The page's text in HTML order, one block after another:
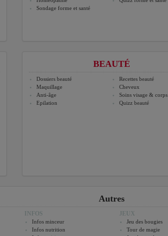
Sondage forme et santé
BEAUTÉ
Dossiers beauté
Recettes beauté
Maquillage
Cheveux
Anti-âge
Soins visage & corps
Epilation
Quizz beauté
Autres
INFOS
Infos minceur
Infos nutrition
JEUX
Jeu des bougies
Tour de magie